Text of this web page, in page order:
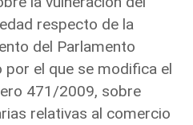
respecto de la
del Parlamento
por el que se modifica el
471/2009, sobre
relativas al comercio